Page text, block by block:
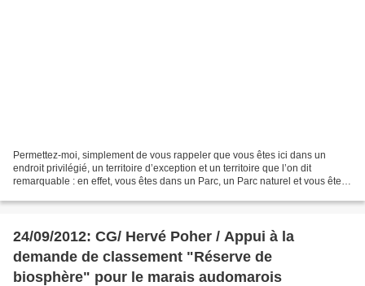
Permettez-moi, simplement de vous rappeler que vous êtes ici dans un
endroit privilégié, un territoire d’exception et un territoire que l’on dit
remarquable : en effet, vous êtes dans un Parc, un Parc naturel et vous êtes
24/09/2012: CG/ Hervé Poher / Appui à la
demande de classement "Réserve de
biosphère" pour le marais audomarois